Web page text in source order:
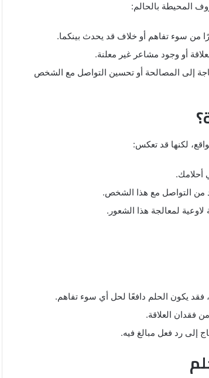
المحيطة بالحالم:
من سوء تفاهم أو خلاف قد يحدث بينكما.
أو وجود مشاعر غير معلنة.
إلى المصالحة أو تحسين التواصل مع الشخص
لكنها قد تعكس:
أحلامك.
من التواصل مع هذا الشخص.
لمعالجة هذا الشعور.
يكون الحلم دافعًا لحل أي سوء تفاهم.
فقدان العلاقة.
إلى رد فعل مبالغ فيه.